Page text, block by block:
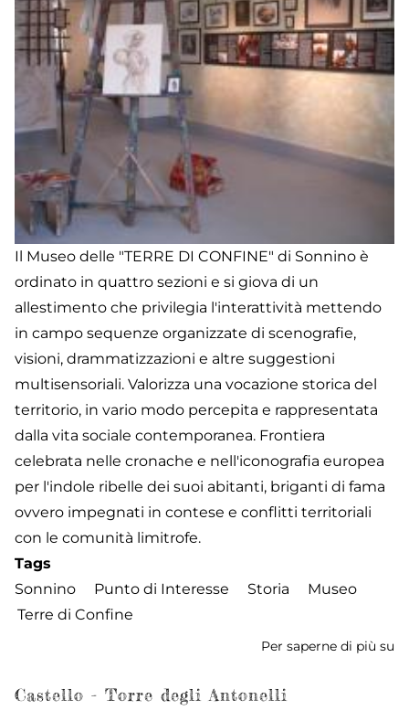
Il Museo delle "TERRE DI CONFINE" di Sonnino è
ordinato in quattro sezioni e si giova di un
allestimento che privilegia l'interattività mettendo
in campo sequenze organizzate di scenografie,
visioni, drammatizzazioni e altre suggestioni
multisensoriali. Valorizza una vocazione storica del
territorio, in vario modo percepita e rappresentata
dalla vita sociale contemporanea. Frontiera
celebrata nelle cronache e nell'iconografia europea
per l'indole ribelle dei suoi abitanti, briganti di fama
ovvero impegnati in contese e conflitti territoriali
con le comunità limitrofe.
Tags
Sonnino
Punto di Interesse Storia
Museo
Terre di Confine
Per saperne di più su
Castello - Torre degli Antonelli